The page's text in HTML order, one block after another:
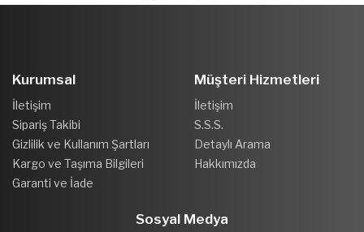
Kurumsal
İletişim
Sipariş Takibi
Gizlilik ve Kullanım Şartları
Kargo ve Taşıma Bilgileri
Garanti ve İade
Müşteri Hizmetleri
İletişim
S.S.S.
Detaylı Arama
Hakkımızda
Sosyal Medya